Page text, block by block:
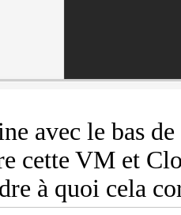
avec le bas
cette VM et
à quoi cela